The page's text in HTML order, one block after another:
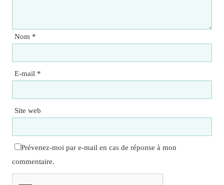
Nom *
E-mail *
Site web
Prévenez-moi par e-mail en cas de réponse à mon
commentaire.